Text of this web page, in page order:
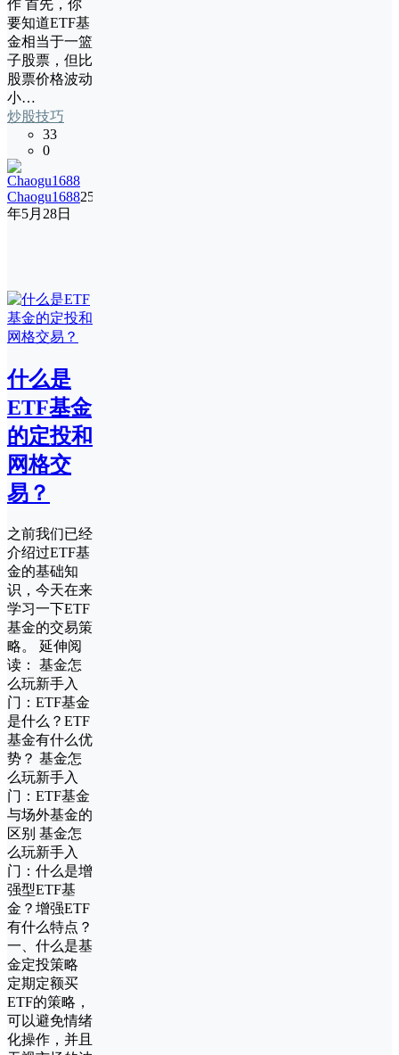
作 首先，你
要知道ETF基
金相当于一篮
子股票，但比
股票价格波动
小…
炒股技巧
33
0
Chaogu168825
年5月28日
什么是
ETF基金
的定投和
网格交
易？
之前我们已经
介绍过ETF基
金的基础知
识，今天在来
学习一下ETF
基金的交易策
略。 延伸阅
读： 基金怎
么玩新手入
门：ETF基金
是什么？ETF
基金有什么优
势？ 基金怎
么玩新手入
门：ETF基金
与场外基金的
区别 基金怎
么玩新手入
门：什么是增
强型ETF基
金？增强ETF
有什么特点？
一、什么是基
金定投策略
定期定额买
ETF的策略，
可以避免情绪
化操作，并且